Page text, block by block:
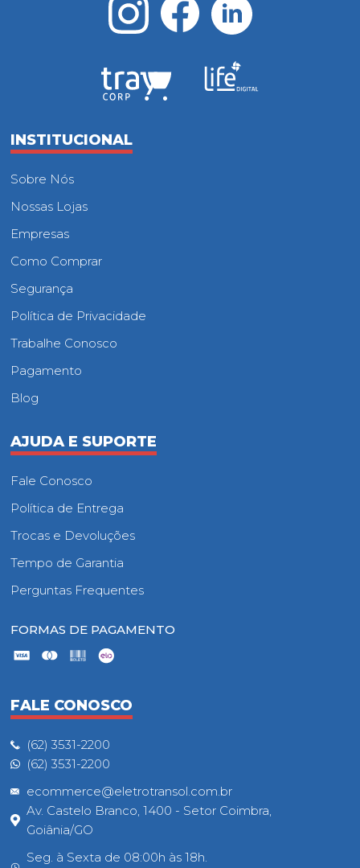
INSTITUCIONAL
Sobre Nós
Nossas Lojas
Empresas
Como Comprar
Segurança
Política de Privacidade
Trabalhe Conosco
Pagamento
Blog
AJUDA E SUPORTE
Fale Conosco
Política de Entrega
Trocas e Devoluções
Tempo de Garantia
Perguntas Frequentes
FORMAS DE PAGAMENTO
FALE CONOSCO
(62) 3531-2200
(62) 3531-2200
ecommerce@eletrotransol.com.br
Av. Castelo Branco, 1400 - Setor Coimbra,
Goiânia/GO
Seg. à Sexta de 08:00h às 18h.